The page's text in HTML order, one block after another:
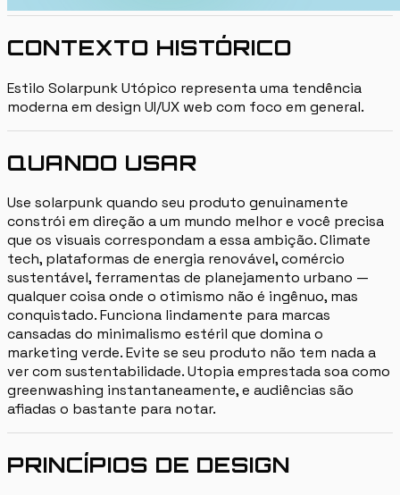
CONTEXTO HISTÓRICO
Estilo Solarpunk Utópico representa uma tendência
moderna em design UI/UX web com foco em general.
QUANDO USAR
Use solarpunk quando seu produto genuinamente
constrói em direção a um mundo melhor e você precisa
que os visuais correspondam a essa ambição. Climate
tech, plataformas de energia renovável, comércio
sustentável, ferramentas de planejamento urbano —
qualquer coisa onde o otimismo não é ingênuo, mas
conquistado. Funciona lindamente para marcas
cansadas do minimalismo estéril que domina o
marketing verde. Evite se seu produto não tem nada a
ver com sustentabilidade. Utopia emprestada soa como
greenwashing instantaneamente, e audiências são
afiadas o bastante para notar.
PRINCÍPIOS DE DESIGN